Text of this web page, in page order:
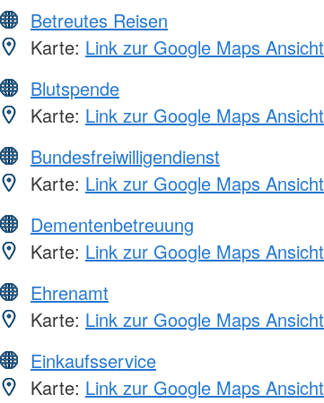
Betreutes Reisen
Karte: Link zur Google Maps Ansicht
Blutspende
Karte: Link zur Google Maps Ansicht
Bundesfreiwilligendienst
Karte: Link zur Google Maps Ansicht
Dementenbetreuung
Karte: Link zur Google Maps Ansicht
Ehrenamt
Karte: Link zur Google Maps Ansicht
Einkaufsservice
Karte: Link zur Google Maps Ansicht